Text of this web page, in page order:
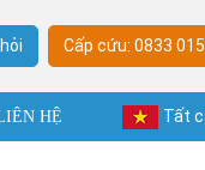
Cấp cứu: 0833
HỆ Tất